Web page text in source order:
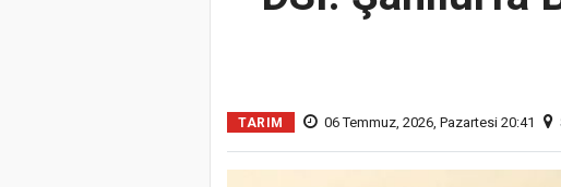
TARIM 06 Temmuz, 2026, Pazartesi 20:41